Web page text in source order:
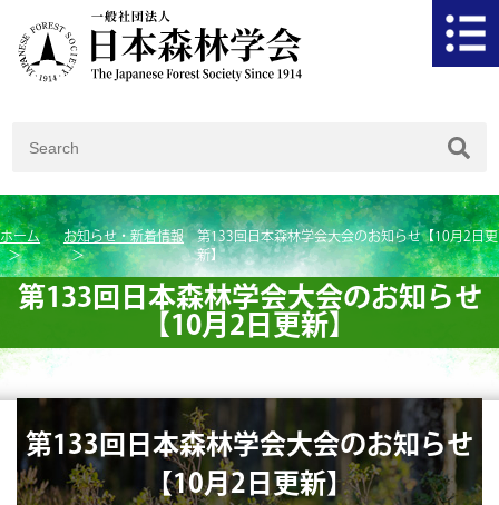
ホーム お知らせ・新着情報
第133回日本森林学会大会のお知らせ【10月2日更
新】
第133回日本森林学会大会のお知らせ
【10月2日更新】
第133回日本森林学会大会のお知らせ
【10月2日更新】